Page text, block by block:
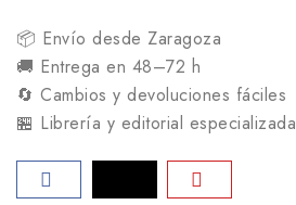
📦 Envío desde Zaragoza
🚚 Entrega en 48–72 h
🔄 Cambios y devoluciones fáciles
🏪 Librería y editorial especializada